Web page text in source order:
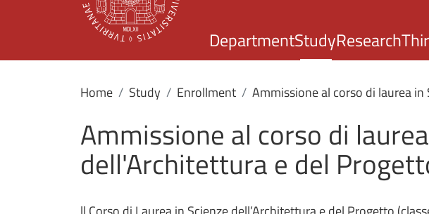
DepartmentStudyResearch
Home Study Enrollment Ammissione al corso di laurea
Ammissione al corso di
dell'Architettura e del